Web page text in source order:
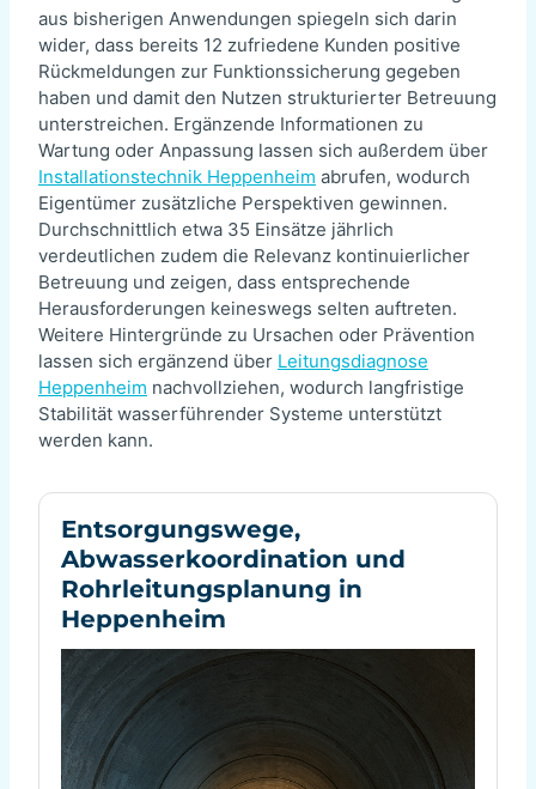
aus bisherigen Anwendungen spiegeln sich darin
wider, dass bereits 12 zufriedene Kunden positive
Rückmeldungen zur Funktionssicherung gegeben
haben und damit den Nutzen strukturierter Betreuung
unterstreichen. Ergänzende Informationen zu
Wartung oder Anpassung lassen sich außerdem über
Installationstechnik Heppenheim abrufen, wodurch
Eigentümer zusätzliche Perspektiven gewinnen.
Durchschnittlich etwa 35 Einsätze jährlich
verdeutlichen zudem die Relevanz kontinuierlicher
Betreuung und zeigen, dass entsprechende
Herausforderungen keineswegs selten auftreten.
Weitere Hintergründe zu Ursachen oder Prävention
lassen sich ergänzend über Leitungsdiagnose
Heppenheim nachvollziehen, wodurch langfristige
Stabilität wasserführender Systeme unterstützt
werden kann.
Entsorgungswege,
Abwasserkoordination und
Rohrleitungsplanung in
Heppenheim